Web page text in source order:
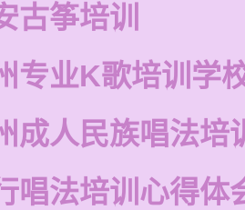
古筝培训
专业K歌培训学
成人民族唱法培
唱法培训心得体